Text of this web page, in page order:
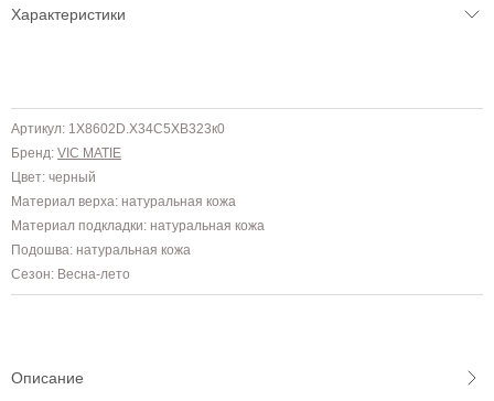
Характеристики
Артикул: 1X8602D.X34C5XB323к0
Бренд: VIC MATIE
Цвет: черный
Материал верха: натуральная кожа
Материал подкладки: натуральная кожа
Подошва: натуральная кожа
Сезон: Весна-лето
Описание